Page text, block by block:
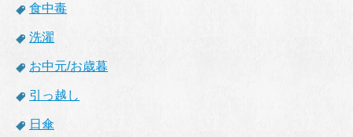
食中毒
洗濯
お中元/お歳暮
引っ越し
日傘